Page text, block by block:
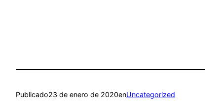
Publicado23 de enero de 2020enUncategorized